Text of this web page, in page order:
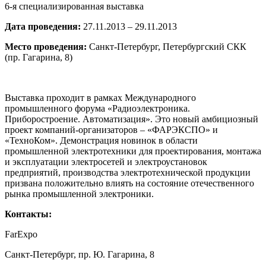
6-я специализированная выставка
Дата проведения: 27.11.2013 – 29.11.2013
Место проведения: Санкт-Петербург, Петербургский СКК
(пр. Гагарина, 8)
Выставка проходит в рамках Международного
промышленного форума «Радиоэлектроника.
Приборостроение. Автоматизация». Это новый амбициозный
проект компаний-организаторов – «ФАРЭКСПО» и
«ТехноКом». Демонстрация новинок в области
промышленной электротехники для проектирования, монтажа
и эксплуатации электросетей и электроустановок
предприятий, производства электротехнической продукции
призвана положительно влиять на состояние отечественного
рынка промышленной электроники.
Контакты:
FarExpo
Санкт-Петербург, пр. Ю. Гагарина, 8